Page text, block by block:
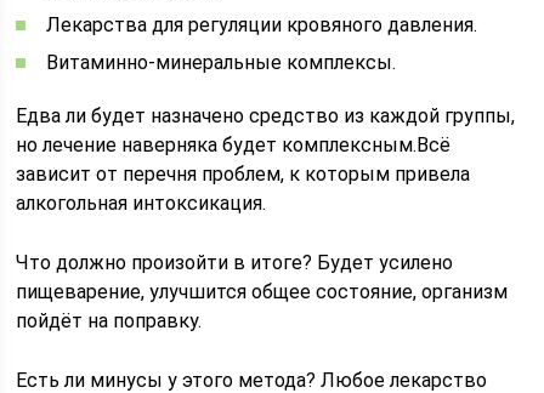
Лекарства для регуляции кровяного давления.
Витаминно-минеральные комплексы.
Едва ли будет назначено средство из каждой группы,
но лечение наверняка будет комплексным.Всё
зависит от перечня проблем, к которым привела
алкогольная интоксикация.
Что должно произойти в итоге? Будет усилено
пищеварение, улучшится общее состояние, организм
пойдёт на поправку.
Есть ли минусы у этого метода? Любое лекарство